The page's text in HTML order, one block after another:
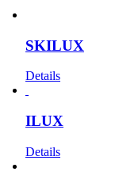
SKILUX
Details
ILUX
Details